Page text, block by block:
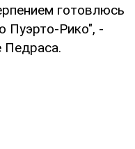
готовлюсь
Пуэрто-Рико", -
Педраса.